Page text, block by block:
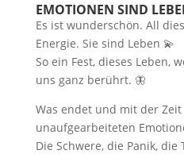
EMOTIONEN SIND
Es ist wunderschön. All
Energie. Sie sind Leben 💫
So ein Fest, dieses Leben,
uns ganz berührt. 🦋
Was endet und mit der
unaufgearbeiteten
Die Schwere, die Panik, die